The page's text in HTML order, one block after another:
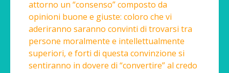
attorno un “consenso” composto da
opinioni buone e giuste: coloro che vi
aderiranno saranno convinti di trovarsi tra
persone moralmente e intellettualmente
superiori, e forti di questa convinzione si
sentiranno in dovere di “convertire” al credo